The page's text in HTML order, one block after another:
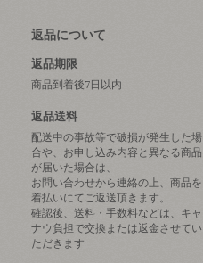
返品について
返品期限
商品到着後7日以内
返品送料
配送中の事故等で破損が発生した場
合や、お申し込み内容と異なる商品
が届いた場合は、
お問い合わせから連絡の上、商品を
着払いにてご返送頂きます。
確認後、送料・手数料などは、キャ
ナウ負担で交換または返金させてい
ただきます